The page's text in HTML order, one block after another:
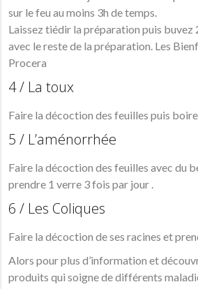
sur le feu au moins 3h de temps.
Laissez tiédir la préparation puis buvez
avec le reste de la préparation. Les
Procera
4 / La toux
Faire la décoction des feuilles puis
5 / L’aménorrhée
Faire la décoction des feuilles avec du
prendre 1 verre 3 fois par jour .
6 / Les Coliques
Faire la décoction de ses racines et
Alors pour plus d’information et
produits qui soigne de différents